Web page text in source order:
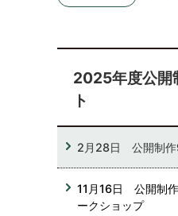
2025年度公開
ト
2月28日 公開制
11月16日 公開制
ークショップ